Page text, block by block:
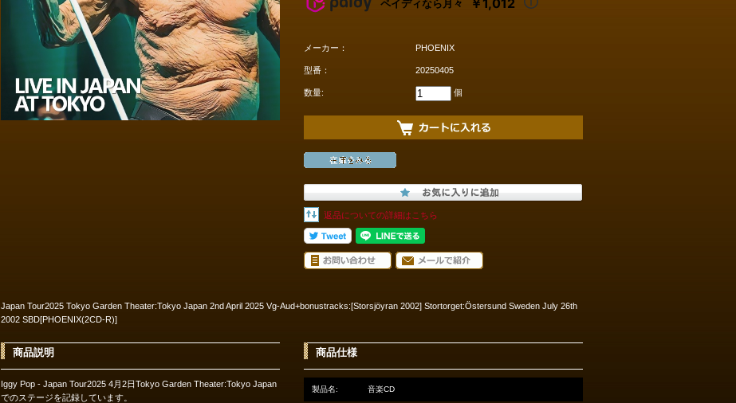
ペイディなら月々 ￥1,012
メーカー： PHOENIX
型番： 20250405
数量: 個
返品についての詳細はこちら
Japan Tour2025 Tokyo Garden Theater:Tokyo Japan 2nd April 2025 Vg-Aud+bonustracks:[Storsjöyran 2002] Stortorget:Östersund Sweden July 26th
2002 SBD[PHOENIX(2CD-R)]
商品説明
Iggy Pop - Japan Tour2025 4月2日Tokyo Garden Theater:Tokyo Japan
でのステージを記録しています。
商品仕様
製品名: 音楽CD